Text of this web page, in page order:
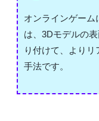
オンラインゲーム
は、3Dモデルの
り付けて、より
手法です。